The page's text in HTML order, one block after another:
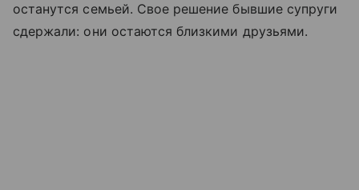
останутся семьей. Свое решение бывшие супруги
сдержали: они остаются близкими друзьями.